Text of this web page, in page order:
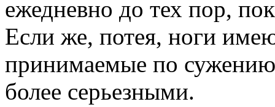
ежедневно до тех пор,
Если же, потея, ноги
принимаемые по
более серьезными.